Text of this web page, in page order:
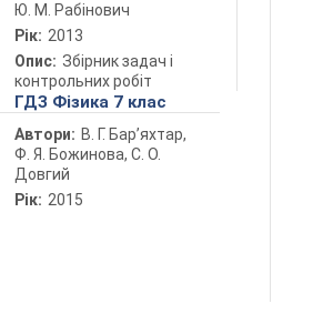
Ю. М. Рабінович
Рік: 2013
Опис: Збірник задач і
контрольних робіт
ГДЗ Фізика 7 клас
Автори: В. Г. Бар’яхтар,
Ф. Я. Божинова, С. О.
Довгий
Рік: 2015